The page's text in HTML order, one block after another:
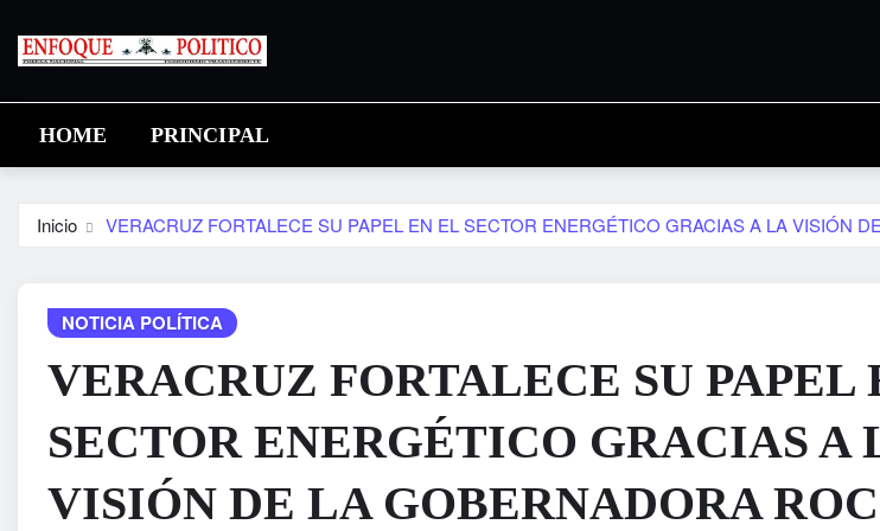
HOME PRINCIPAL
Inicio VERACRUZ FORTALECE SU PAPEL EN EL SECTOR ENERGÉTICO GRACIAS A LA VISIÓN
NOTICIA POLÍTICA
VERACRUZ FORTALECE SU PAPEL
SECTOR ENERGÉTICO GRACIAS A
VISIÓN DE LA GOBERNADORA